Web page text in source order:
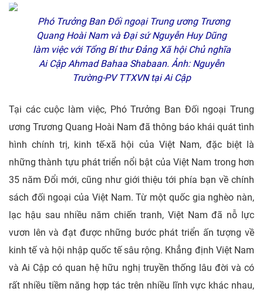
Phó Trưởng Ban Đối ngoại Trung ương Trương
Quang Hoài Nam và Đại sứ Nguyễn Huy Dũng
làm việc với Tổng Bí thư Đảng Xã hội Chủ nghĩa
Ai Cập Ahmad Bahaa Shabaan. Ảnh: Nguyễn
Trường-PV TTXVN tại Ai Cập
Tại các cuộc làm việc, Phó Trưởng Ban Đối ngoại Trung
ương Trương Quang Hoài Nam đã thông báo khái quát tình
hình chính trị, kinh tế-xã hội của Việt Nam, đặc biệt là
những thành tựu phát triển nổi bật của Việt Nam trong hơn
35 năm Đổi mới, cũng như giới thiệu tới phía bạn về chính
sách đối ngoại của Việt Nam. Từ một quốc gia nghèo nàn,
lạc hậu sau nhiều năm chiến tranh, Việt Nam đã nỗ lực
vươn lên và đạt được những bước phát triển ấn tượng về
kinh tế và hội nhập quốc tế sâu rộng. Khẳng định Việt Nam
và Ai Cập có quan hệ hữu nghị truyền thống lâu đời và có
rất nhiều tiềm năng hợp tác trên nhiều lĩnh vực khác nhau,